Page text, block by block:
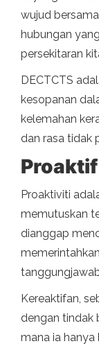
wujud
hubungan
persekitaran
DECTCTS
kesopanan
kelemahan
dan rasa tidak
Proaktiviti
memutuskan
dianggap
Kereaktifan,
dengan tindak
mana ia hanya